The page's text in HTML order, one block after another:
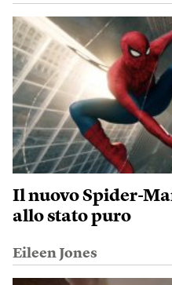
Il nuovo Spider-
allo stato puro
Eileen Jones